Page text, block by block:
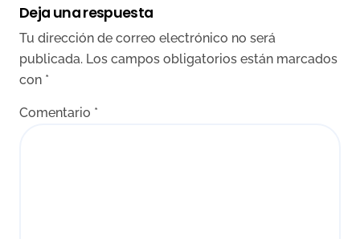
Deja una respuesta
Tu dirección de correo electrónico no será
publicada. Los campos obligatorios están marcados
con *
Comentario *